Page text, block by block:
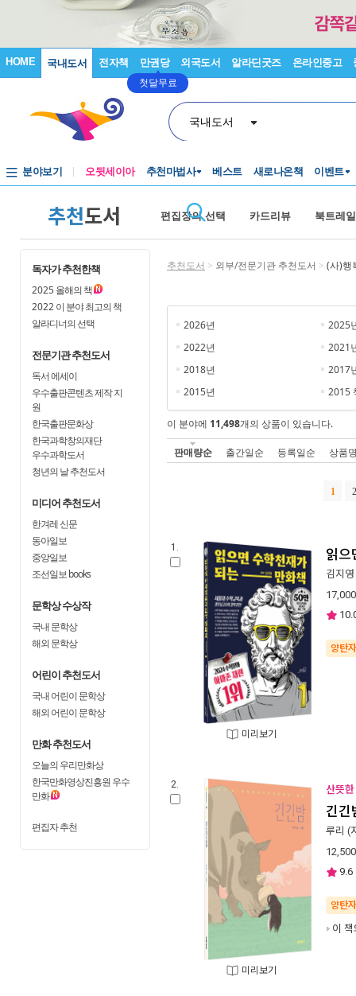
HOME 국내도서 전자책 만권당
첫달무료
외국도서 알라딘굿즈 온라인중고
국내도서
분야보기 오뒷세이아 추천마법사 베스트 새로나온책 이벤트
추천도서 편집장의 선택 카드리뷰 북트레
독자가 추천한책
2025올해의 책
2022이 분야 최고의 책
알라디너의 선택
전문기관 추천도서
독서 에세이
우수출판콘텐츠 제작 지
원
한국출판문화상
한국과학창의재단
우수과학도서
청년의 날 추천도서
미디어 추천도서
한겨레 신문
동아일보
중앙일보
조선일보 books
문학상 수상작
국내 문학상
해외 문학상
어린이 추천도서
국내 어린이 문학상
해외 어린이 문학상
만화 추천도서
오늘의 우리만화상
한국만화영상진흥원 우수
만화
편집자 추천
추천도서 > 외부/전문기관 추천도서 > (사)행
2026년
2025
2022년
2021
2018년
2017
2015년
2015
이 분야에 11,498개의 상품이 있습니다.
판매량순 출간일순 등록일순 상품
1 2
1.
미리보기
읽으
김지영
17,000
양탄
2.
미리보기
산뜻
긴긴
루리 (
12,500
9.6
양탄
이